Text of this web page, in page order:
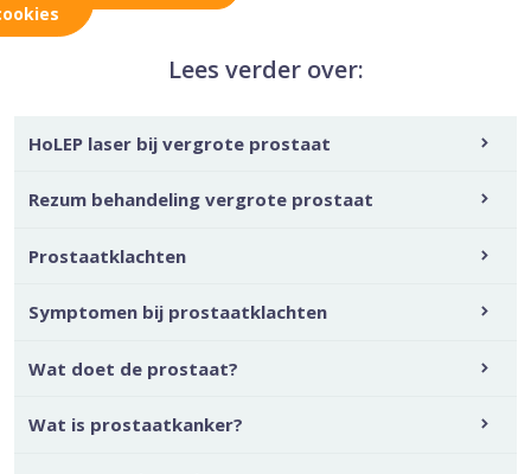
Lees verder over:
HoLEP laser bij vergrote prostaat
Rezum behandeling vergrote prostaat
Prostaatklachten
Symptomen bij prostaatklachten
Wat doet de prostaat?
Wat is prostaatkanker?